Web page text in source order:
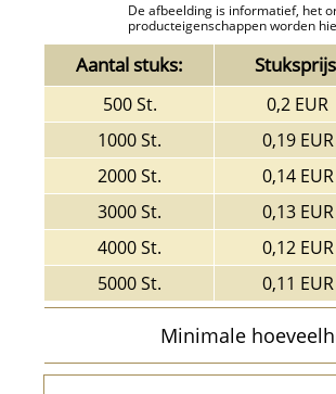
De afbeelding is informatief, het
producteigenschappen worden
Aantal stuks:
500 St. 0,2 EUR
1000 St.
0,19 EUR
2000 St.
0,14 EUR
3000 St.
0,13 EUR
4000 St.
0,12 EUR
5000 St.
0,11 EUR
Minimale